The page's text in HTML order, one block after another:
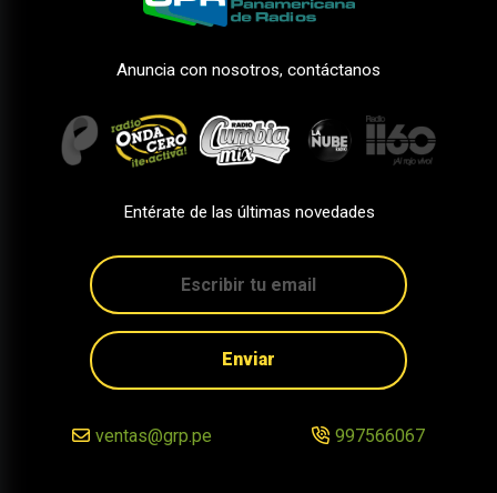
Anuncia con nosotros, contáctanos
Entérate de las últimas novedades
Enviar
ventas@grp.pe 997566067